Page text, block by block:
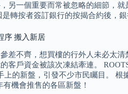
另一個重要而常被忽略的細節，
轉按者簽訂銀行的按揭合約後，
序 搬入新居
差不齊，想買樓的行外人未必太
客戶資金被該次凍結牽連。
上的新盤，引發不少市民矚目。
機會推售的各區新盤！